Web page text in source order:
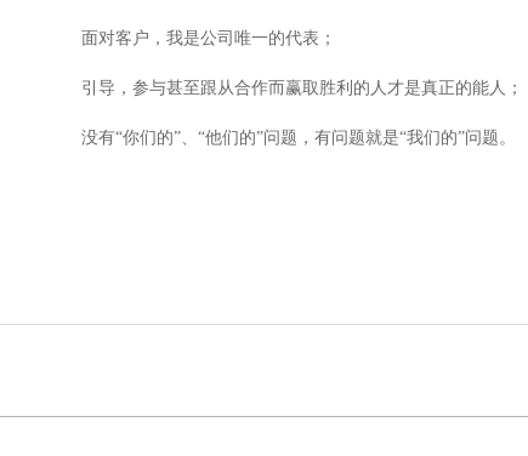
面对客户，我是公司唯一的代表；
引导，参与甚至跟从合作而赢取胜利的人才是真正的能人；
没有“你们的”、“他们的”问题，有问题就是“我们的”问题。